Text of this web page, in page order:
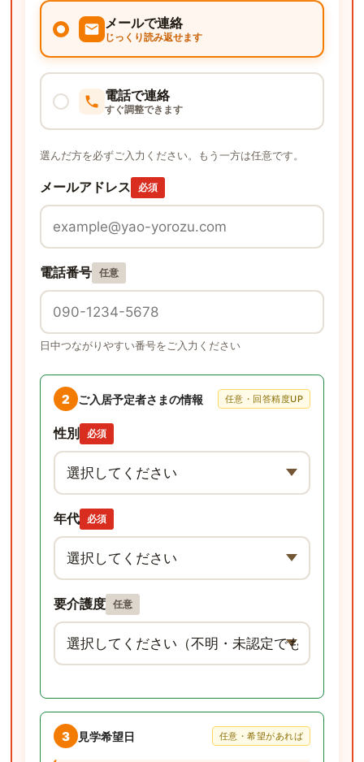
メールで連絡
じっくり読み返せます
電話で連絡
すぐ調整できます
選んだ方を必ずご入力ください。もう一方は任意です。
メールアドレス 必須
電話番号 任意
日中つながりやすい番号をご入力ください
2 ご入居予定者さまの情報 任意・回答精度UP
性別 必須
年代 必須
要介護度 任意
3 見学希望日 任意・希望があれば